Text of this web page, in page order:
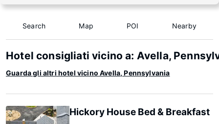
Search Map POI Nearby
Hotel consigliati vicino a: Avella,
Guarda gli altri hotel vicino Avella, Pennsylvania
Hickory House Bed & Breakfast